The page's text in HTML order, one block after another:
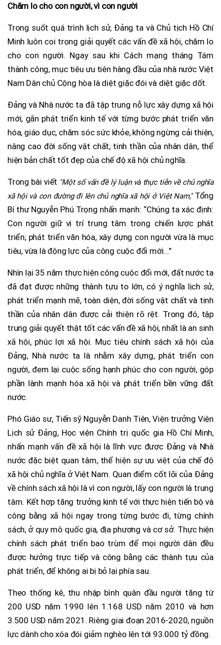
Chăm lo cho con người, vì con người
Trong suốt quá trình lịch sử, Đảng ta và Chủ tịch Hồ Chí
Minh luôn coi trọng giải quyết các vấn đề xã hội, chăm lo
cho con người. Ngay sau khi Cách mạng tháng Tám
thành công, mục tiêu ưu tiên hàng đầu của nhà nước Việt
Nam Dân chủ Cộng hòa là diệt giặc đói và diệt giặc dốt.
Đảng và Nhà nước ta đã tập trung nỗ lực xây dựng xã hội
mới, gắn phát triển kinh tế với từng bước phát triển văn
hóa, giáo dục, chăm sóc sức khỏe, không ngừng cải thiện,
nâng cao đời sống vật chất, tinh thần của nhân dân, thể
hiện bản chất tốt đẹp của chế độ xã hội chủ nghĩa.
Trong bài viết "Một số vấn đề lý luận và thực tiễn về chủ nghĩa
xã hội và con đường đi lên chủ nghĩa xã hội ở Việt Nam,"Tổng
Bí thư Nguyễn Phú Trọng nhấn mạnh: “Chúng ta xác định:
Con người giữ vị trí trung tâm trong chiến lược phát
triển; phát triển văn hóa, xây dựng con người vừa là mục
tiêu, vừa là động lực của công cuộc đổi mới...”
Nhìn lại 35 năm thực hiện công cuộc đổi mới, đất nước ta
đã đạt được những thành tựu to lớn, có ý nghĩa lịch sử,
phát triển mạnh mẽ, toàn diện, đời sống vật chất và tinh
thần của nhân dân được cải thiện rõ rệt. Trong đó, tập
trung giải quyết thật tốt các vấn đề xã hội, nhất là an sinh
xã hội, phúc lợi xã hội. Mục tiêu chính sách xã hội của
Đảng, Nhà nước ta là nhằm xây dựng, phát triển con
người, đem lại cuộc sống hạnh phúc cho con người, góp
phần lành mạnh hóa xã hội và phát triển bền vững đất
nước.
Phó Giáo sư, Tiến sỹ Nguyễn Danh Tiên, Viện trưởng Viện
Lịch sử Đảng, Học viện Chính trị quốc gia Hồ Chí Minh,
nhấn mạnh vấn đề xã hội là lĩnh vực được Đảng và Nhà
nước đặc biệt quan tâm, thể hiện sự ưu việt của chế độ
xã hội chủ nghĩa ở Việt Nam. Quan điểm cốt lõi của Đảng
về chính sách xã hội là vì con người, lấy con người là trung
tâm. Kết hợp tăng trưởng kinh tế với thực hiện tiến bộ và
công bằng xã hội ngay trong từng bước đi, từng chính
sách, ở quy mô quốc gia, địa phương và cơ sở. Thực hiện
chính sách phát triển bao trùm để mọi người dân đều
được hưởng trực tiếp và công bằng các thành tựu của
phát triển, để không ai bị bỏ lại phía sau.
Theo thống kê, thu nhập bình quân đầu người tăng từ
200 USD năm 1990 lên 1.168 USD năm 2010 và hơn
3.500 USD năm 2021. Riêng giai đoạn 2016-2020, nguồn
lực dành cho xóa đói giảm nghèo lên tới 93.000 tỷ đồng.